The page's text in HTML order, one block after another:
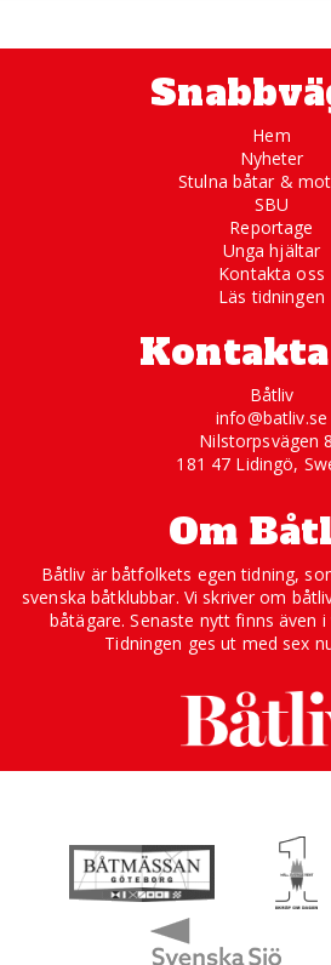
Hem
Nyheter
Stulna båtar &
SBU
Reportage
Unga hjältar
Kontakta oss
Läs tidningen
Kontakta
Båtliv
info@batliv.se
Nilstorpsvägen
181 47 Lidingö,
Om
Båtliv är båtfolkets egen tidning,
svenska båtklubbar. Vi skriver om
båtägare. Senaste nytt finns även
Tidningen ges ut med sex